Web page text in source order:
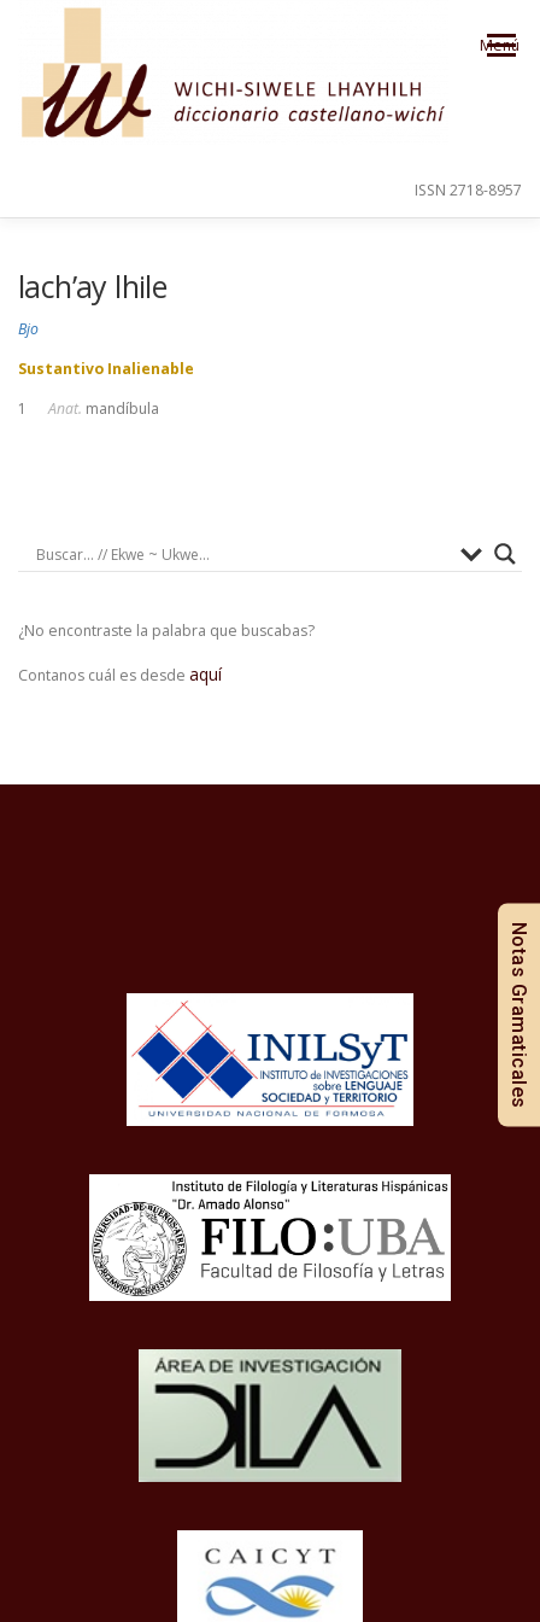
Saltar al contenido
Menú
ISSN 2718-8957
lach’ay lhile
Bjo
Sustantivo Inalienable
1Anat. mandíbula
¿No encontraste la palabra que buscabas?
Contanos cuál es desde aquí
Notas Gramaticales